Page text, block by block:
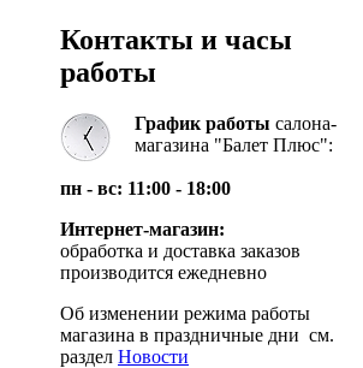
Контакты и часы
работы
График работы салона-
магазина "Балет Плюс":
пн - вс: 11:00 - 18:00
Интернет-магазин:
обработка и доставка заказов
производится ежедневно
Об изменении режима работы
магазина в праздничные дни см.
раздел Новости